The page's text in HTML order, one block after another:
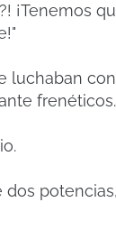
¡Tenemos
luchaban
frenéticos.
dos